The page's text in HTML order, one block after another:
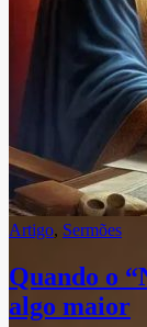
Artigo, Sermões
Quando o
algo maior